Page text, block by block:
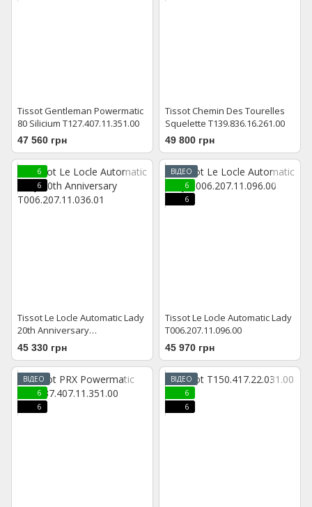
Tissot Gentleman Powermatic
80 Silicium T127.407.11.351.00
47 560 грн
Tissot Chemin Des Tourelles
Squelette T139.836.16.261.00
49 800 грн
6
6
Tissot Le Locle Automatic Lady
20th Anniversary
T006.207.11.036.01
45 330 грн
ВІДЕО
6
6
Tissot Le Locle Automatic Lady
T006.207.11.096.00
45 970 грн
ВІДЕО
6
6
ВІДЕО
6
6